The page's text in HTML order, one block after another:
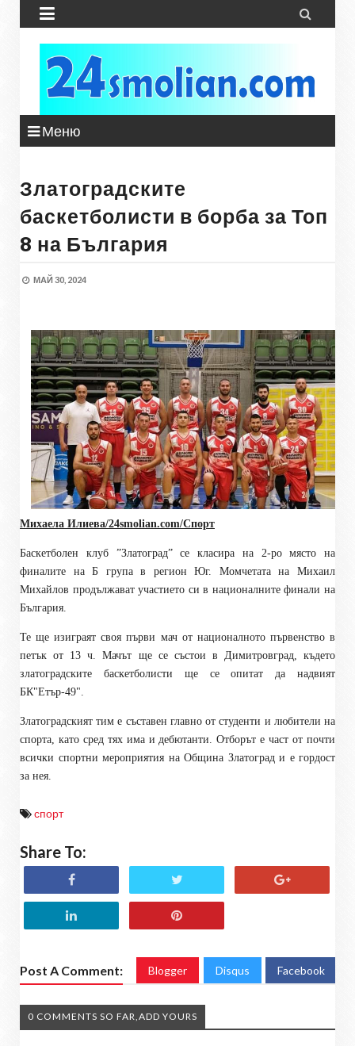
 
Меню
Златоградските
баскетболисти в борба за Топ
8 на България
МАЙ 30, 2024
Михаела Илиева/24smolian.com/Спорт
Баскетболен клуб ”Златоград” се класира на 2-ро място на
финалите на Б група в регион Юг. Момчетата на Михаил
Михайлов продължават участието си в националните финали на
България.
Те ще изиграят своя първи мач от националното първенство в
петък от 13 ч. Мачът ще се състои в Димитровград, където
златоградските баскетболисти ще се опитат да надвият
БК"Етър-49".
Златоградският тим е съставен главно от студенти и любители на
спорта, като сред тях има и дебютанти. Отборът е част от почти
всички спортни мероприятия на Община Златоград и е гордост
за нея.
спорт
Share To:
Post A Comment: Blogger Disqus Facebook
0 COMMENTS SO FAR,ADD YOURS